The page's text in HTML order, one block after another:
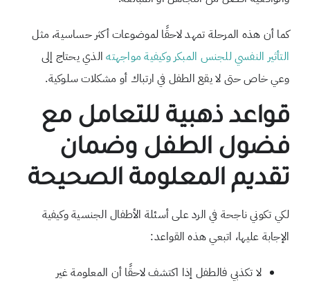
كما أن هذه المرحلة تمهد لاحقًا لموضوعات أكثر حساسية، مثل
التأثير النفسي للجنس المبكر وكيفية مواجهتهالذي يحتاج إلى
وعي خاص حتى لا يقع الطفل في ارتباك أو مشكلات سلوكية.
قواعد ذهبية للتعامل مع
فضول الطفل وضمان
تقديم المعلومة الصحيحة
لكي تكوني ناجحة في الرد على أسئلة الأطفال الجنسية وكيفية
الإجابة عليها، اتبعي هذه القواعد:
لا تكذبي فالطفل إذا اكتشف لاحقًا أن المعلومة غير